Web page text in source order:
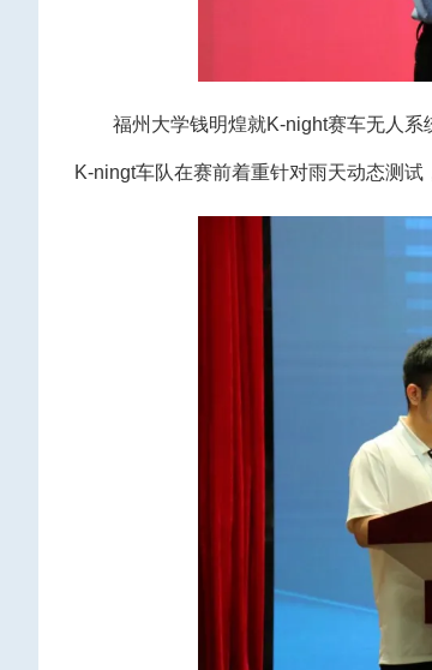
福州大学钱明煌就K-night赛车无人
K-ningt车队在赛前着重针对雨天动态测试